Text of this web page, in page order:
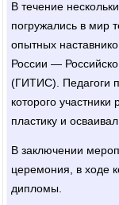
В течение
погружались в мир
опытных
России —
(ГИТИС). Педагоги
которого
пластику и
В заключении
церемония, в ходе
дипломы.